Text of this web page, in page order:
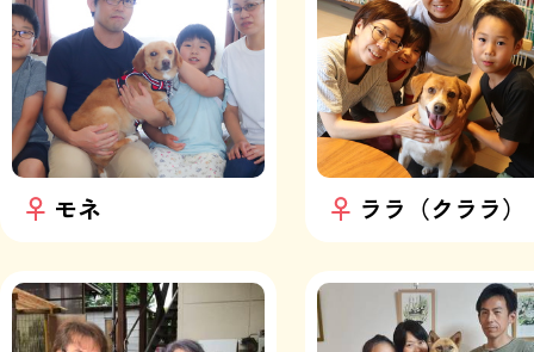
モネ ララ（クララ）